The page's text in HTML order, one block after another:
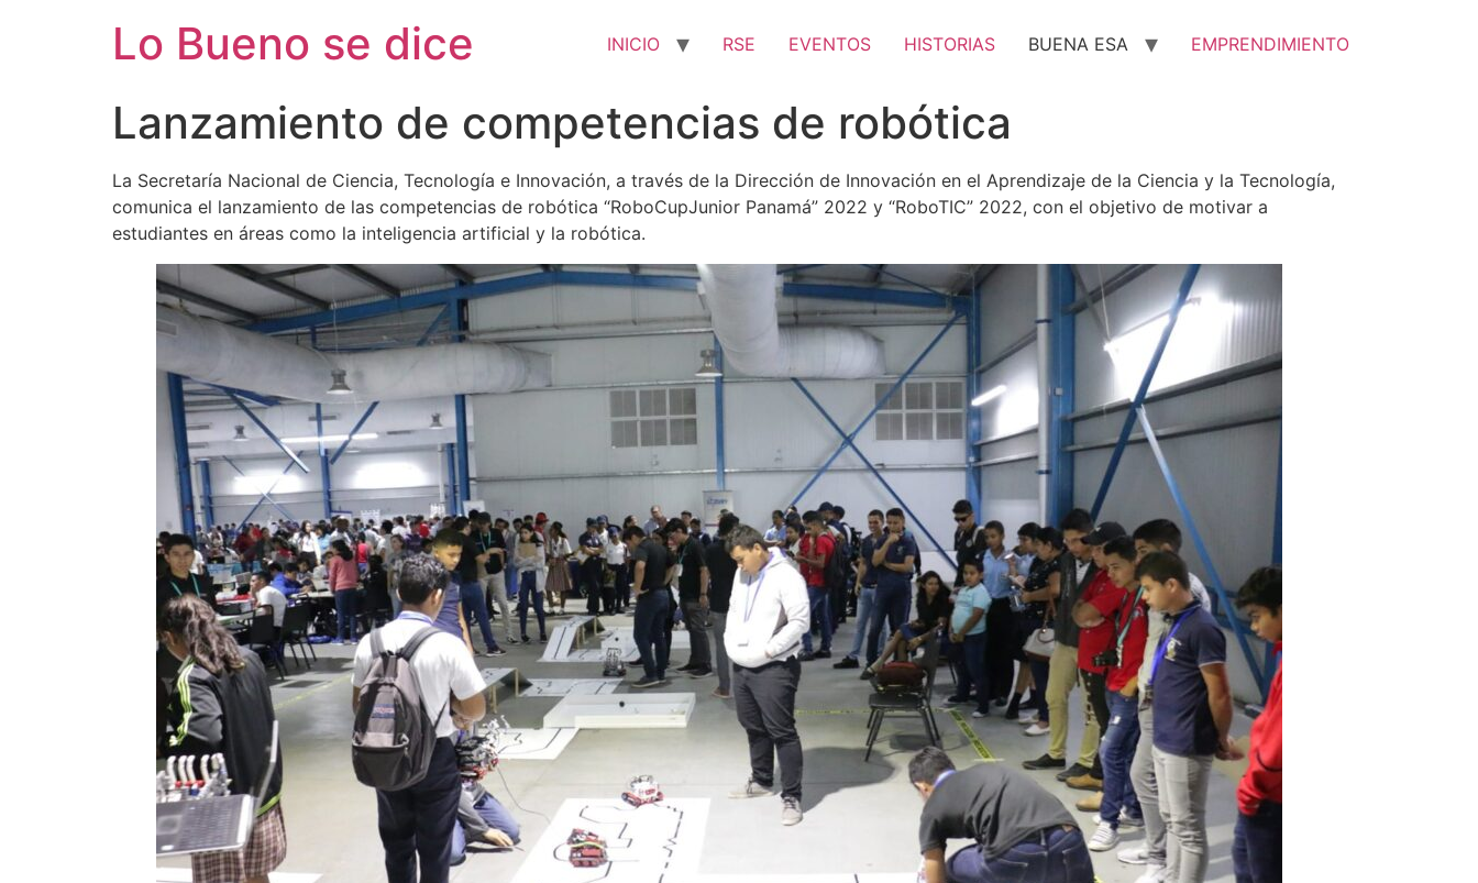
Lo Bueno se dice INICIO RSE EVENTOS HISTORIAS BUENA ESA EMPRENDIMIENTO
Lanzamiento de competencias de robótica
La Secretaría Nacional de Ciencia, Tecnología e Innovación, a través de la Dirección de Innovación en el Aprendizaje de la Ciencia y la Tecnología,
comunica el lanzamiento de las competencias de robótica “RoboCupJunior Panamá” 2022 y “RoboTIC” 2022, con el objetivo de motivar a
estudiantes en áreas como la inteligencia artificial y la robótica.